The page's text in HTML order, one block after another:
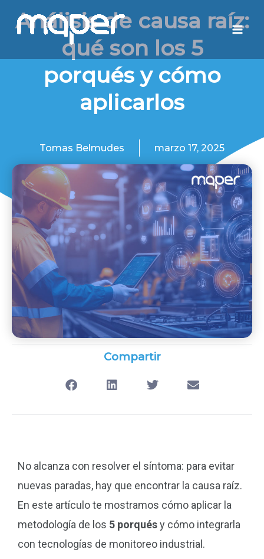
Análisis de causa raíz:
qué son los 5
porqués y cómo
aplicarlos
Tomas Belmudes marzo 17, 2025
Compartir
No alcanza con resolver el síntoma: para evitar
nuevas paradas, hay que encontrar la causa raíz.
En este artículo te mostramos cómo aplicar la
metodología de los 5 porquésy cómo integrarla
con tecnologías de monitoreo industrial.